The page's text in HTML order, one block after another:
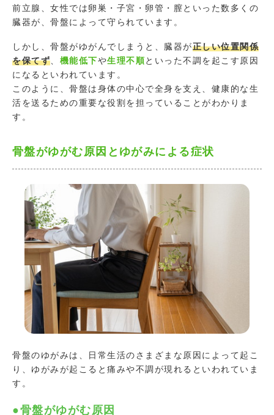
前立腺、女性では卵巣・子宮・卵管・膣といった数多くの
臓器が、骨盤によって守られています。
しかし、骨盤がゆがんでしまうと、臓器が正しい位置関係
を保てず、 機能低下や生理不順といった不調を起こす原因
になるといわれています。
このように、骨盤は身体の中心で全身を支え、健康的な生
活を送るための重要な役割を担っていることがわかりま
す。
骨盤がゆがむ原因とゆがみによる症状
骨盤のゆがみは、日常生活のさまざまな原因によって起こ
り、ゆがみが起こると痛みや不調が現れるといわれていま
す。
●骨盤がゆがむ原因